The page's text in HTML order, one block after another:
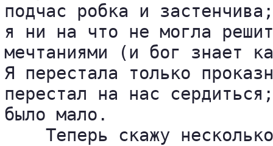
подчас робка и
я ни на что не могла
мечтаниями (и бог знает
Я перестала только
перестал на нас
было мало.
Теперь скажу